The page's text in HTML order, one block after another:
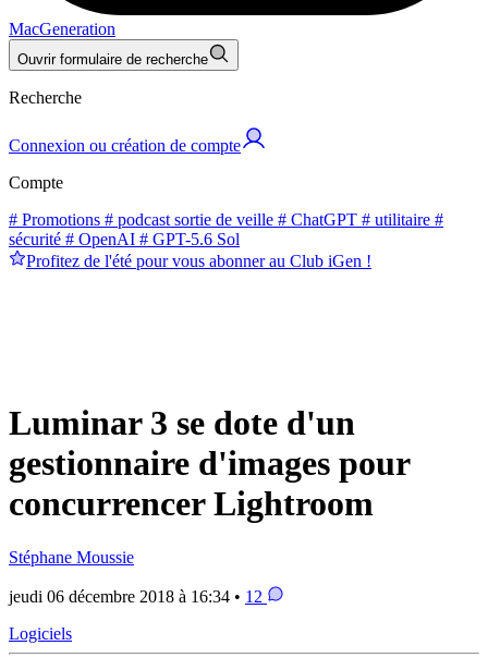
MacGeneration
Ouvrir formulaire de recherche
Recherche
Connexion ou création de compte
Compte
# Promotions # podcast sortie de veille # ChatGPT # utilitaire #
sécurité # OpenAI # GPT-5.6 Sol
Profitez de l'été pour vous abonner au Club iGen !
Luminar 3 se dote d'un
gestionnaire d'images pour
concurrencer Lightroom
Stéphane Moussie
jeudi 06 décembre 2018 à 16:34 • 12
Logiciels